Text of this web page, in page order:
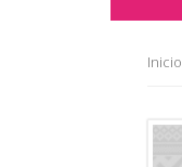
Inicio